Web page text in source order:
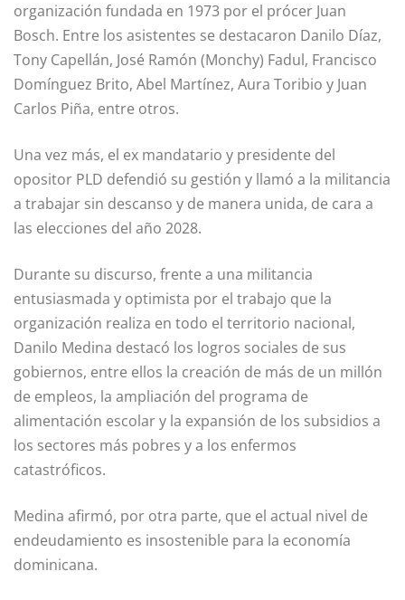
organización fundada en 1973 por el prócer Juan
Bosch. Entre los asistentes se destacaron Danilo Díaz,
Tony Capellán, José Ramón (Monchy) Fadul, Francisco
Domínguez Brito, Abel Martínez, Aura Toribio y Juan
Carlos Piña, entre otros.
Una vez más, el ex mandatario y presidente del
opositor PLD defendió su gestión y llamó a la militancia
a trabajar sin descanso y de manera unida, de cara a
las elecciones del año 2028.
Durante su discurso, frente a una militancia
entusiasmada y optimista por el trabajo que la
organización realiza en todo el territorio nacional,
Danilo Medina destacó los logros sociales de sus
gobiernos, entre ellos la creación de más de un millón
de empleos, la ampliación del programa de
alimentación escolar y la expansión de los subsidios a
los sectores más pobres y a los enfermos
catastróficos.
Medina afirmó, por otra parte, que el actual nivel de
endeudamiento es insostenible para la economía
dominicana.